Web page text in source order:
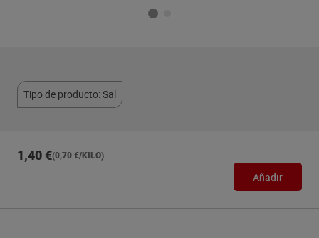
Tipo de producto: Sal
1,40 €(0,70 €/KILO)
Añadir